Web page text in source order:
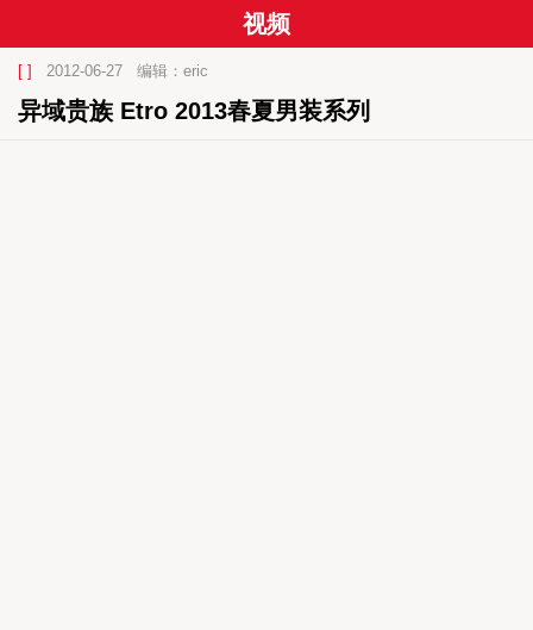
视频
[ ] 2012-06-27 编辑：eric
异域贵族 Etro 2013春夏男装系列